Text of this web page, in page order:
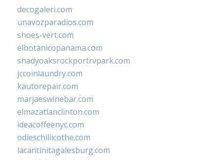
decogaleri.com
unavozparadios.com
shoes-vert.com
elbotanicopanama.com
shadyoaksrockportrvpark.com
jccoinlaundry.com
kautorepair.com
marjaeswinebar.com
elmazatlanclinton.com
ideacoffeenyc.com
odieschillicothe.com
lacantinitagalesburg.com